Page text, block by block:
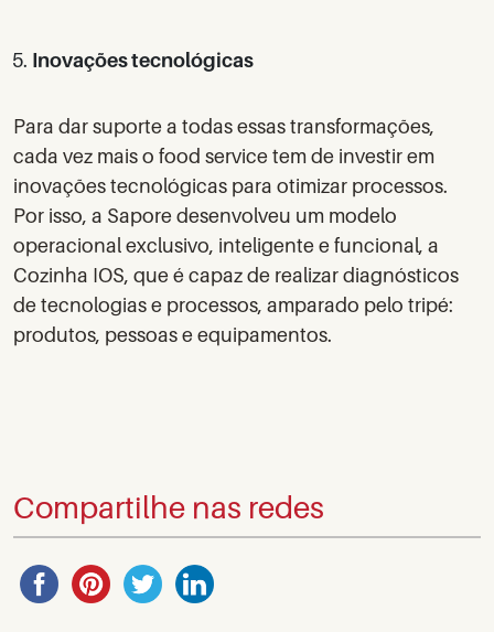
Inovações tecnológicas
Para dar suporte a todas essas transformações,
cada vez mais o food service tem de investir em
inovações tecnológicas para otimizar processos.
Por isso, a Sapore desenvolveu um modelo
operacional exclusivo, inteligente e funcional, a
Cozinha IOS, que é capaz de realizar diagnósticos
de tecnologias e processos, amparado pelo tripé:
produtos, pessoas e equipamentos.
Compartilhe nas redes